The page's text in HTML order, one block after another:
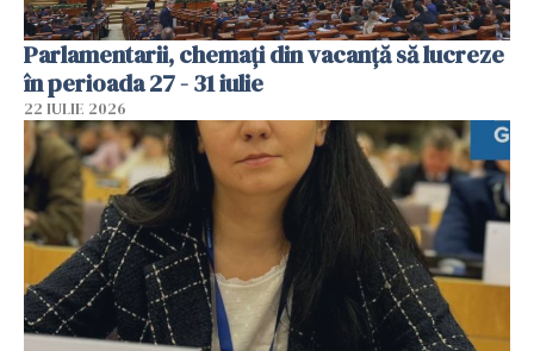
Parlamentarii, chemați din vacanță să lucreze
în perioada 27 - 31 iulie
22 IULIE 2026